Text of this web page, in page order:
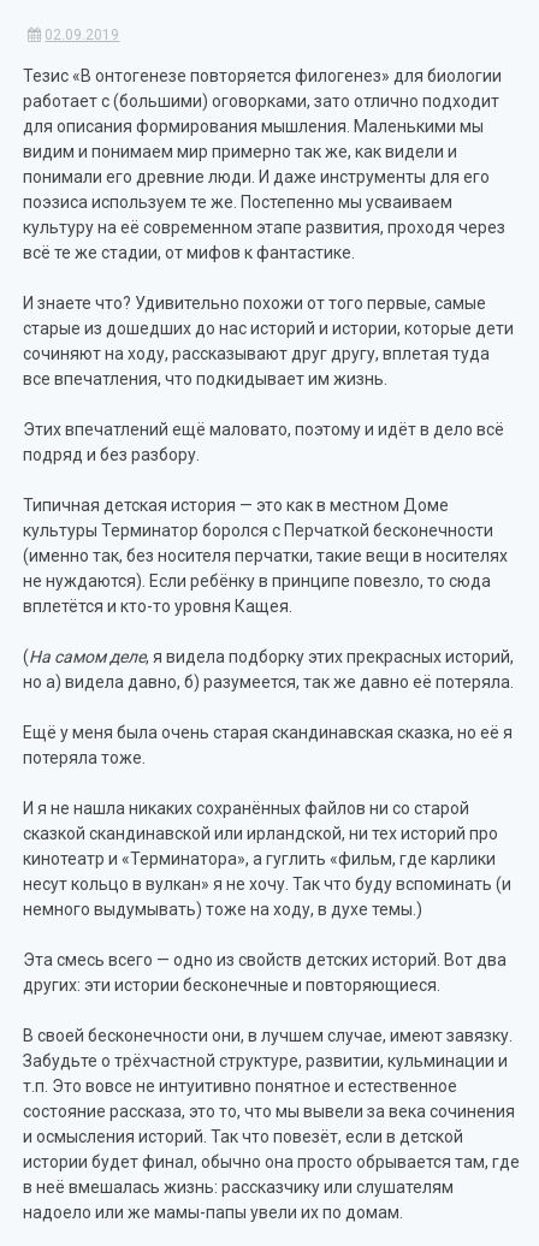
02.09.2019
Тезис «В онтогенезе повторяется филогенез» для биологии
работает с (большими) оговорками, зато отлично подходит
для описания формирования мышления. Маленькими мы
видим и понимаем мир примерно так же, как видели и
понимали его древние люди. И даже инструменты для его
поэзиса используем те же. Постепенно мы усваиваем
культуру на её современном этапе развития, проходя через
всё те же стадии, от мифов к фантастике.
И знаете что? Удивительно похожи от того первые, самые
старые из дошедших до нас историй и истории, которые дети
сочиняют на ходу, рассказывают друг другу, вплетая туда
все впечатления, что подкидывает им жизнь.
Этих впечатлений ещё маловато, поэтому и идёт в дело всё
подряд и без разбору.
Типичная детская история — это как в местном Доме
культуры Терминатор боролся с Перчаткой бесконечности
(именно так, без носителя перчатки, такие вещи в носителях
не нуждаются). Если ребёнку в принципе повезло, то сюда
вплетётся и кто-то уровня Кащея.
(На самом деле, я видела подборку этих прекрасных историй,
но а) видела давно, б) разумеется, так же давно её потеряла.
Ещё у меня была очень старая скандинавская сказка, но её я
потеряла тоже.
И я не нашла никаких сохранённых файлов ни со старой
сказкой скандинавской или ирландской, ни тех историй про
кинотеатр и «Терминатора», а гуглить «фильм, где карлики
несут кольцо в вулкан» я не хочу. Так что буду вспоминать (и
немного выдумывать) тоже на ходу, в духе темы.)
Эта смесь всего — одно из свойств детских историй. Вот два
других: эти истории бесконечные и повторяющиеся.
В своей бесконечности они, в лучшем случае, имеют завязку.
Забудьте о трёхчастной структуре, развитии, кульминации и
т.п. Это вовсе не интуитивно понятное и естественное
состояние рассказа, это то, что мы вывели за века сочинения
и осмысления историй. Так что повезёт, если в детской
истории будет финал, обычно она просто обрывается там, где
в неё вмешалась жизнь: рассказчику или слушателям
надоело или же мамы-папы увели их по домам.